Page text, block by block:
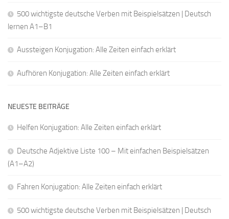
500 wichtigste deutsche Verben mit Beispielsätzen | Deutsch
lernen A1–B1
Aussteigen Konjugation: Alle Zeiten einfach erklärt
Aufhören Konjugation: Alle Zeiten einfach erklärt
NEUESTE BEITRÄGE
Helfen Konjugation: Alle Zeiten einfach erklärt
Deutsche Adjektive Liste 100 – Mit einfachen Beispielsätzen
(A1–A2)
Fahren Konjugation: Alle Zeiten einfach erklärt
500 wichtigste deutsche Verben mit Beispielsätzen | Deutsch